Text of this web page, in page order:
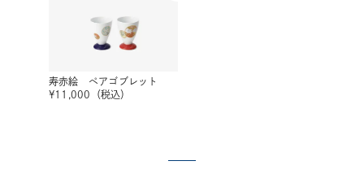
寿赤絵 ペアゴブレット
¥11,000 （税込）